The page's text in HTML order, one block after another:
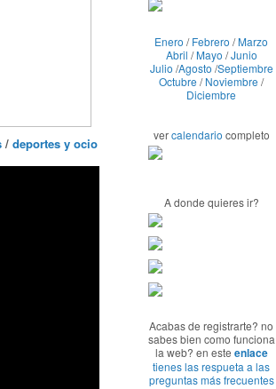
/ deportes y ocio
Enero /Febrero /Marzo
Abril /Mayo /Junio
Julio /Agosto /Septiembre
Octubre /Noviembre /
Diciembre
vercalendario completo
A donde quieres ir?
Acabas de registrarte? no
sabes bien como funciona
la web? en este enlace
tienes las respueta a las
preguntas más frecuentes